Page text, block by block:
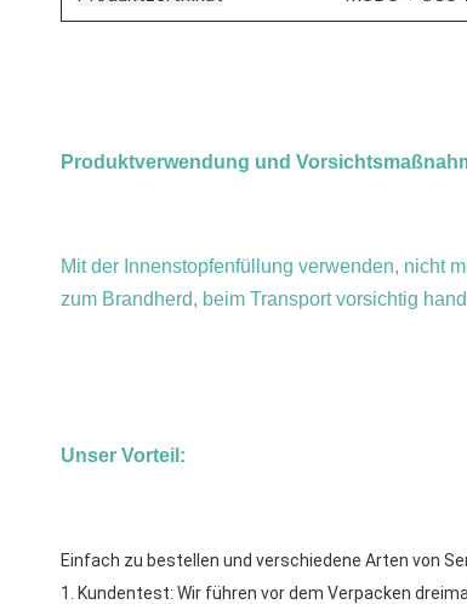
Produktverwendung und
Mit der Innenstopfenfüllung verwenden, nicht
zum Brandherd, beim Transport vorsichtig
Unser Vorteil:
Einfach zu bestellen und verschiedene Arten von
1. Kundentest: Wir führen vor dem Verpacken